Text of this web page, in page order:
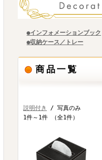
●インフォメーションブック
●収納ケース／トレー
商品一覧
説明付き
/ 写真のみ
1件～1件 （全1件）